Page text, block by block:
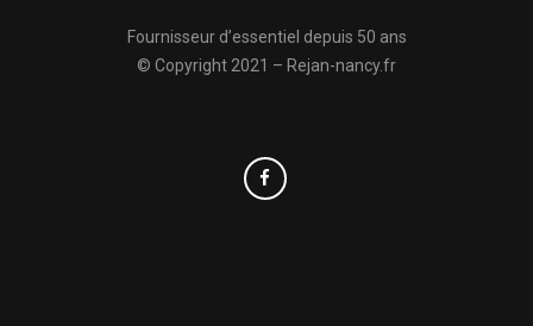
Fournisseur d’essentiel depuis 50 ans
© Copyright 2021 – Rejan-nancy.fr